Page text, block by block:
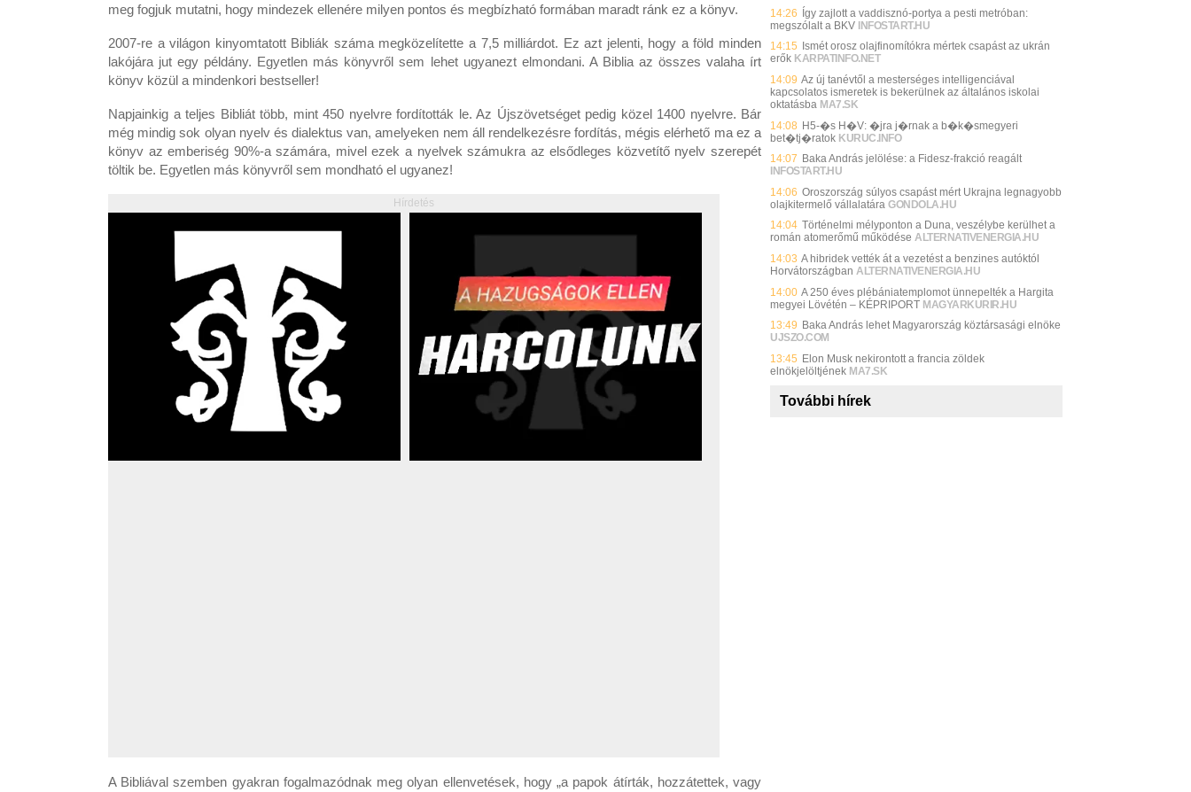
meg fogjuk mutatni, hogy mindezek ellenére milyen pontos és megbízható formában maradt ránk ez a könyv.
2007-re a világon kinyomtatott Bibliák száma megközelítette a 7,5 milliárdot. Ez azt jelenti, hogy a föld minden
lakójára jut egy példány. Egyetlen más könyvről sem lehet ugyanezt elmondani. A Biblia az összes valaha írt
könyv közül a mindenkori bestseller!
Napjainkig a teljes Bibliát több, mint 450 nyelvre fordították le. Az Újszövetséget pedig közel 1400 nyelvre. Bár
még mindig sok olyan nyelv és dialektus van, amelyeken nem áll rendelkezésre fordítás, mégis elérhető ma ez a
könyv az emberiség 90%-a számára, mivel ezek a nyelvek számukra az elsődleges közvetítő nyelv szerepét
töltik be. Egyetlen más könyvről sem mondható el ugyanez!
Hírdetés
A Bibliával szemben gyakran fogalmazódnak meg olyan ellenvetések, hogy „a papok átírták, hozzátettek, vagy
14:26 Így zajlott a vaddisznó-portya a pesti metróban:
megszólalt a BKV INFOSTART.HU
14:15
Ismét orosz olajfinomítókra mértek csapást az ukrán
erők KARPATINFO.NET
14:09 Az új tanévtől a mesterséges intelligenciával
kapcsolatos ismeretek is bekerülnek az általános iskolai
oktatásba MA7.SK
14:08 H5-�s H�V: �jra j�rnak a b�k�smegyeri
bet�tj�ratok KURUC.INFO
14:07 Baka András jelölése: a Fidesz-frakció reagált
INFOSTART.HU
14:06 Oroszország súlyos csapást mért Ukrajna legnagyobb
olajkitermelő vállalatára GONDOLA.HU
14:04 Történelmi mélyponton a Duna, veszélybe kerülhet a
román atomerőmű működése ALTERNATIVENERGIA.HU
14:03 A hibridek vették át a vezetést a benzines autóktól
Horvátországban ALTERNATIVENERGIA.HU
14:00 A 250 éves plébániatemplomot ünnepelték a Hargita
megyei Lövétén – KÉPRIPORT MAGYARKURIR.HU
13:49 Baka András lehet Magyarország köztársasági elnöke
UJSZO.COM
13:45 Elon Musk nekirontott a francia zöldek
elnökjelöltjének MA7.SK
További hírek